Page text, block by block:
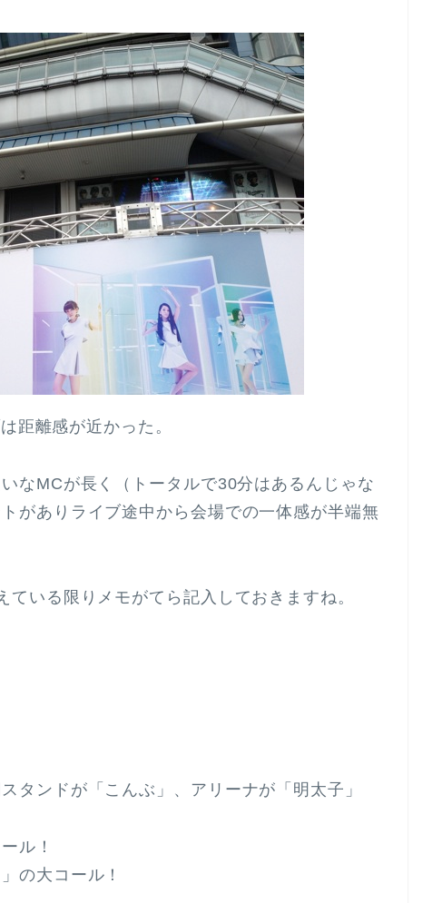
距離感が近かった。
なMCが長く（トータルで30分はあるんじゃな
がありライブ途中から会場での一体感が半端無
いる限りメモがてら記入しておきますね。
タンドが「こんぶ」、アリーナが「明太子」
ル！
の大コール！